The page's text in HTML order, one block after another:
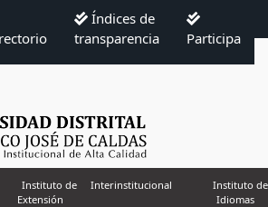
Índices de
transparencia
Participa
Instituto de
Extensión
Interinstitucional
Instituto de
Idiomas